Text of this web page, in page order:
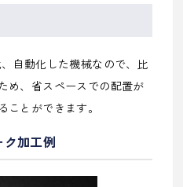
自動化した機械なので、比
め、省スペースでの配置が
とができます。
加工例